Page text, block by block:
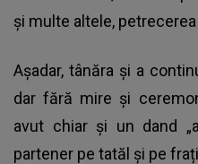
și multe altele,
Așadar, tânăra și a
dar fără mire și
avut chiar și un dand
partener pe tatăl și pe